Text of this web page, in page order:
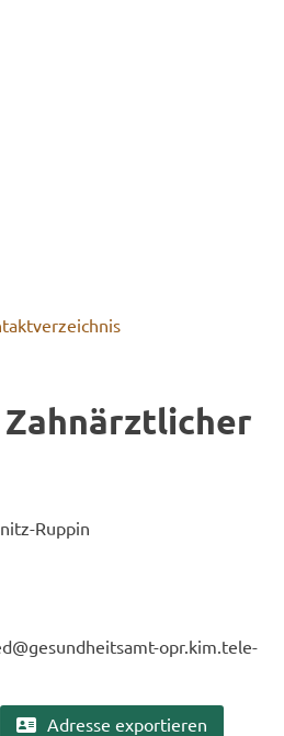
​Ruppin
​opr.kim.te­le­
Adres­se ex­por­tie­ren